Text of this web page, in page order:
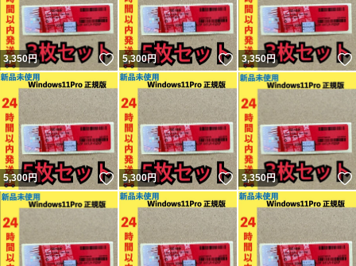
3,350円 いいね！
5,300円 いいね！
3,350円
5,300円 いいね！
5,300円 いいね！
3,350円